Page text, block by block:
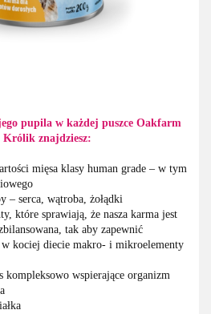
pupila w każdej puszce Oakfarm
znajdziesz:
mięsa klasy human grade – w tym
– serca, wątroba, żołądki
które sprawiają, że nasza karma jest
tak aby zapewnić
w kociej diecie makro- i mikroelementy
kompleksowo wspierające organizm